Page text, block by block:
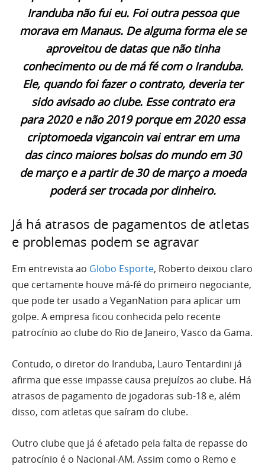
Iranduba não fui eu. Foi outra pessoa que
morava em Manaus. De alguma forma ele se
aproveitou de datas que não tinha
conhecimento ou de má fé com o Iranduba.
Ele, quando foi fazer o contrato, deveria ter
sido avisado ao clube. Esse contrato era
para 2020 e não 2019 porque em 2020 essa
criptomoeda vigancoin vai entrar em uma
das cinco maiores bolsas do mundo em 30
de março e a partir de 30 de março a moeda
poderá ser trocada por dinheiro.
Já há atrasos de pagamentos de atletas
e problemas podem se agravar
Em entrevista ao Globo Esporte, Roberto deixou claro
que certamente houve má-fé do primeiro negociante,
que pode ter usado a VeganNation para aplicar um
golpe. A empresa ficou conhecida pelo recente
patrocínio ao clube do Rio de Janeiro, Vasco da Gama.
Contudo, o diretor do Iranduba, Lauro Tentardini já
afirma que esse impasse causa prejuízos ao clube. Há
atrasos de pagamento de jogadoras sub-18 e, além
disso, com atletas que saíram do clube.
Outro clube que já é afetado pela falta de repasse do
patrocínio é o Nacional-AM. Assim como o Remo e